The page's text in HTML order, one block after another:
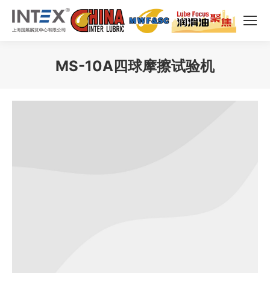
MS-10A四球摩擦试验机